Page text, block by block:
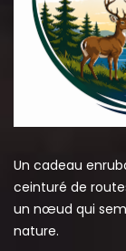
Un cadeau
ceinturé de
un nœud qui
nature.